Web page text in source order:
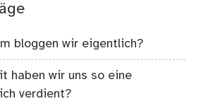
bloggen wir eigentlich?
haben wir uns so eine
verdient?